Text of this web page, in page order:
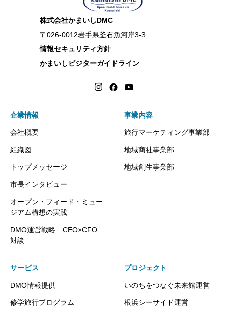
株式会社かまいしDMC
〒026-0012岩手県釜石魚河岸3-3
情報セキュリティ方針
かまいしビジターガイドライン
企業情報
会社概要
組織図
トップメッセージ
市長インタビュー
オープン・フィード・ミュー
ジアム構想の実践
DMO運営戦略 CEO×CFO
対談
事業内容
旅行マーケティング事業部
地域商社事業部
地域創生事業部
サービス
DMO情報提供
修学旅行プログラム
プロジェクト
いのちをつなぐ未来館運営
根浜シーサイド運営